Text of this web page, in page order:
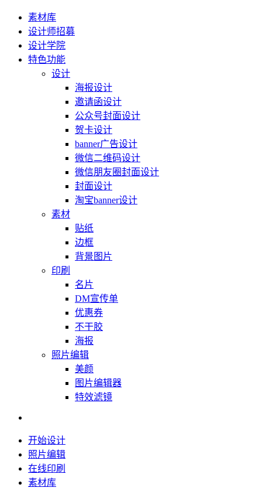
素材库
设计师招募
设计学院
特色功能
设计
海报设计
邀请函设计
公众号封面设计
贺卡设计
banner广告设计
微信二维码设计
微信朋友圈封面设计
封面设计
淘宝banner设计
素材
贴纸
边框
背景图片
印刷
名片
DM宣传单
优惠券
不干胶
海报
照片编辑
美颜
图片编辑器
特效滤镜
开始设计
照片编辑
在线印刷
素材库